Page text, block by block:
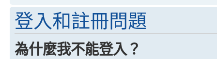
登入和註冊問題
為什麼我不能登入？